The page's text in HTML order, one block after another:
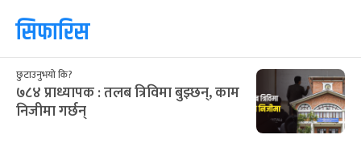
सिफारिस
छुटाउनुभयो कि?
७८४ प्राध्यापक : तलब त्रिविमा बुझ्छन्, काम
निजीमा गर्छन्